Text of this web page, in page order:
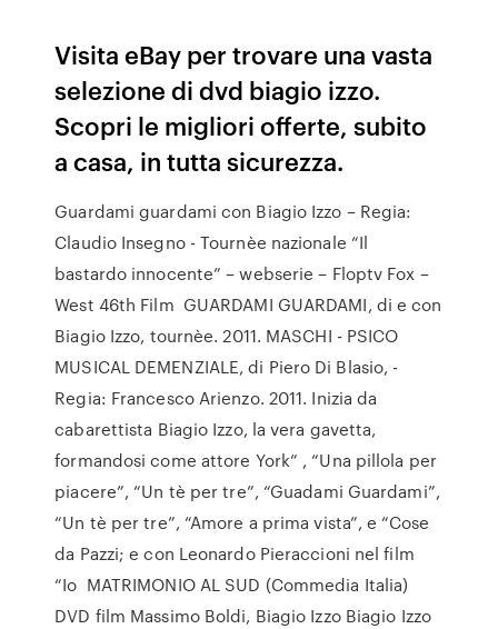
Visita eBay per trovare una vasta
selezione di dvd biagio izzo.
Scopri le migliori offerte, subito
a casa, in tutta sicurezza.
Guardami guardami con Biagio Izzo – Regia:
Claudio Insegno - Tournèe nazionale “Il
bastardo innocente” – webserie – Floptv Fox –
West 46th Film GUARDAMI GUARDAMI, di e con
Biagio Izzo, tournèe. 2011. MASCHI - PSICO
MUSICAL DEMENZIALE, di Piero Di Blasio, -
Regia: Francesco Arienzo. 2011. Inizia da
cabarettista Biagio Izzo, la vera gavetta,
formandosi come attore York” , “Una pillola per
piacere”, “Un tè per tre”, “Guadami Guardami”,
“Un tè per tre”, “Amore a prima vista”, e “Cose
da Pazzi; e con Leonardo Pieraccioni nel film
“Io MATRIMONIO AL SUD (Commedia Italia)
DVD film Massimo Boldi, Biagio Izzo Biagio Izzo